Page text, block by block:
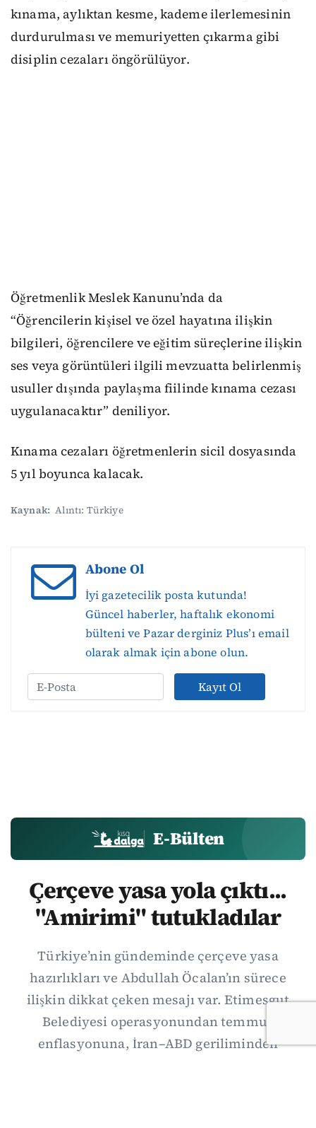
kınama, aylıktan kesme, kademe ilerlemesinin
durdurulması ve memuriyetten çıkarma gibi
disiplin cezaları öngörülüyor.
Öğretmenlik Meslek Kanunu’nda da
“Öğrencilerin kişisel ve özel hayatına ilişkin
bilgileri, öğrencilere ve eğitim süreçlerine ilişkin
ses veya görüntüleri ilgili mevzuatta belirlenmiş
usuller dışında paylaşma fiilinde kınama cezası
uygulanacaktır” deniliyor.
Kınama cezaları öğretmenlerin sicil dosyasında
5 yıl boyunca kalacak.
Kaynak: Alıntı: Türkiye
Abone Ol
İyi gazetecilik posta kutunda!
Güncel haberler, haftalık ekonomi
bülteni ve Pazar derginiz Plus’ı email
olarak almak için abone olun.
Kayıt Ol
E-Bülten
Çerçeve yasa yola çıktı...
"Amirimi" tutukladılar
Türkiye’nin gündeminde çerçeve yasa
hazırlıkları ve Abdullah Öcalan’ın sürece
ilişkin dikkat çeken mesajı var. Etimesgut
Belediyesi operasyonundan temmuz
enflasyonuna, İran–ABD geriliminden